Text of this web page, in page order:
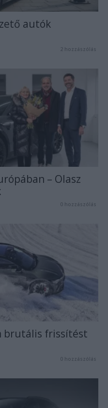
autók
2 hozzászólás
– Olasz
0 hozzászólás
brutális frissítést
0 hozzászólás